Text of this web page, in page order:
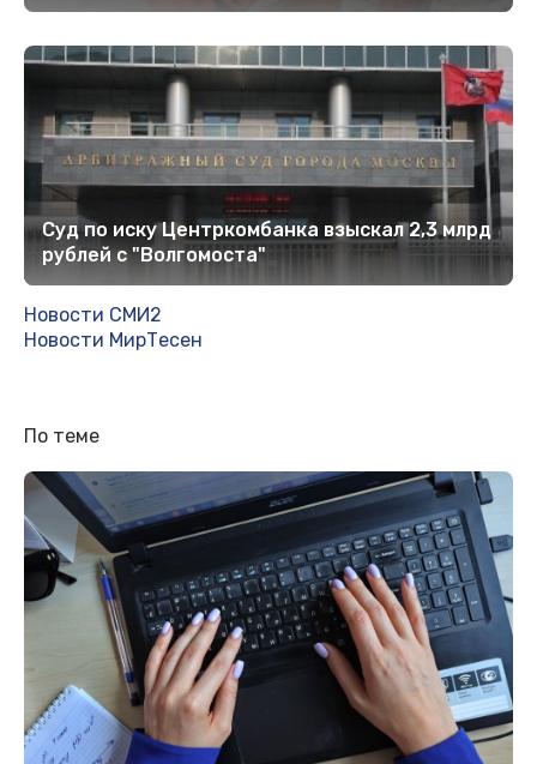
Суд по иску Центркомбанка взыскал 2,3 млрд
рублей с "Волгомоста"
Новости СМИ2
Новости МирТесен
По теме